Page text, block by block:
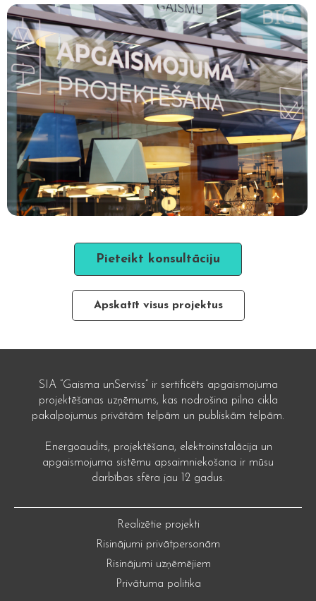
Pieteikt konsultāciju
Apskatīt visus projektus
SIA “Gaisma unServiss” ir sertificēts apgaismojuma
projektēšanas uzņēmums, kas nodrošina pilna cikla
pakalpojumus privātām telpām un publiskām telpām.
Energoaudits, projektēšana, elektroinstalācija un
apgaismojuma sistēmu apsaimniekošana ir mūsu
darbības sfēra jau 12 gadus.
Realizētie projekti
Risinājumi privātpersonām
Risinājumi uzņēmējiem
Privātuma politika